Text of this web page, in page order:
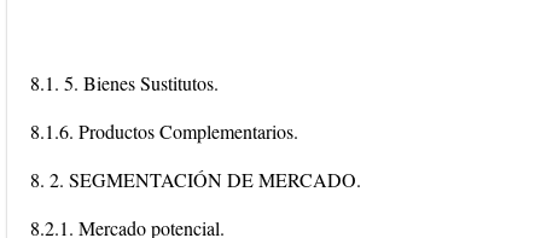
8.1. 5. Bienes Sustitutos.
8.1.6. Productos Complementarios.
8. 2. SEGMENTACIÓN DE MERCADO.
8.2.1. Mercado potencial.